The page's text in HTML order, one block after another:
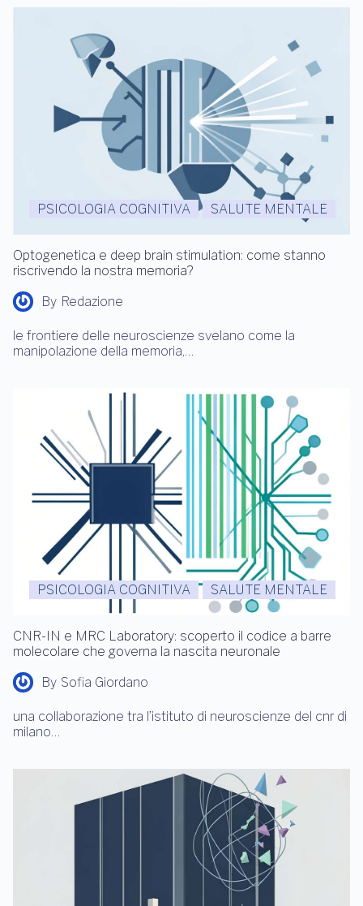
PSICOLOGIA COGNITIVA SALUTE MENTALE
Optogenetica e deep brain stimulation: come stanno
riscrivendo la nostra memoria?
By Redazione
le frontiere delle neuroscienze svelano come la
manipolazione della memoria,…
PSICOLOGIA COGNITIVA SALUTE MENTALE
CNR-IN e MRC Laboratory: scoperto il codice a barre
molecolare che governa la nascita neuronale
By Sofia Giordano
una collaborazione tra l’istituto di neuroscienze del cnr di
milano…